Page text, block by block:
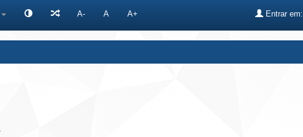
A- A A+ Entrar em: